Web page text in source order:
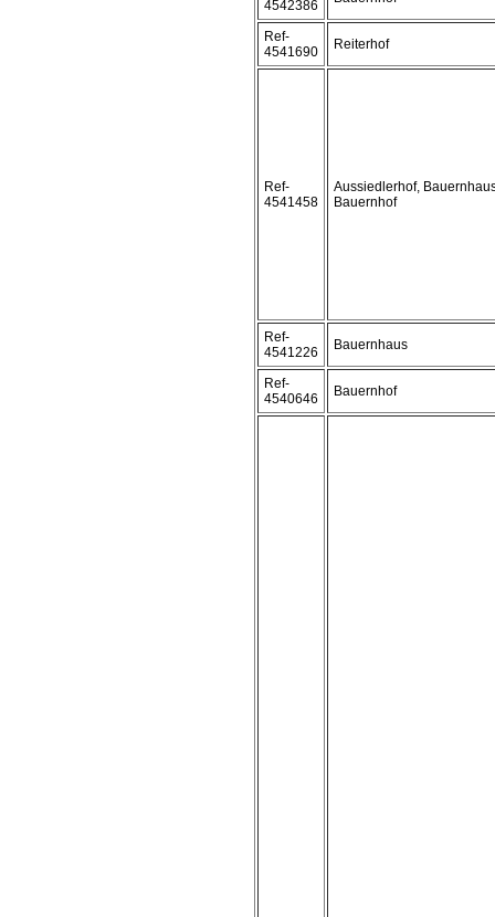
4542386
Ref-
4541690
Reiterhof
Ref-
4541458
Aussiedlerhof,
Bauernhof
Ref-
4541226
Bauernhaus
Ref-
4540646
Bauernhof